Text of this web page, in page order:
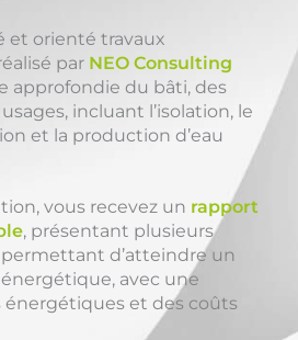
et orienté travaux
par NEO Consulting
approfondie du bâti, des
incluant l’isolation, le
et la production d’eau
vous recevez un rapport
, présentant plusieurs
d’atteindre un
avec une
et des coûts